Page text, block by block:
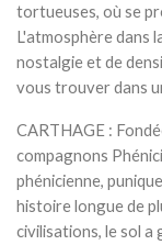
tortueuses, où se
L'atmosphère dans
nostalgie et de
vous trouver dans
CARTHAGE :
compagnons
phénicienne,
histoire longue de
civilisations, le sol a